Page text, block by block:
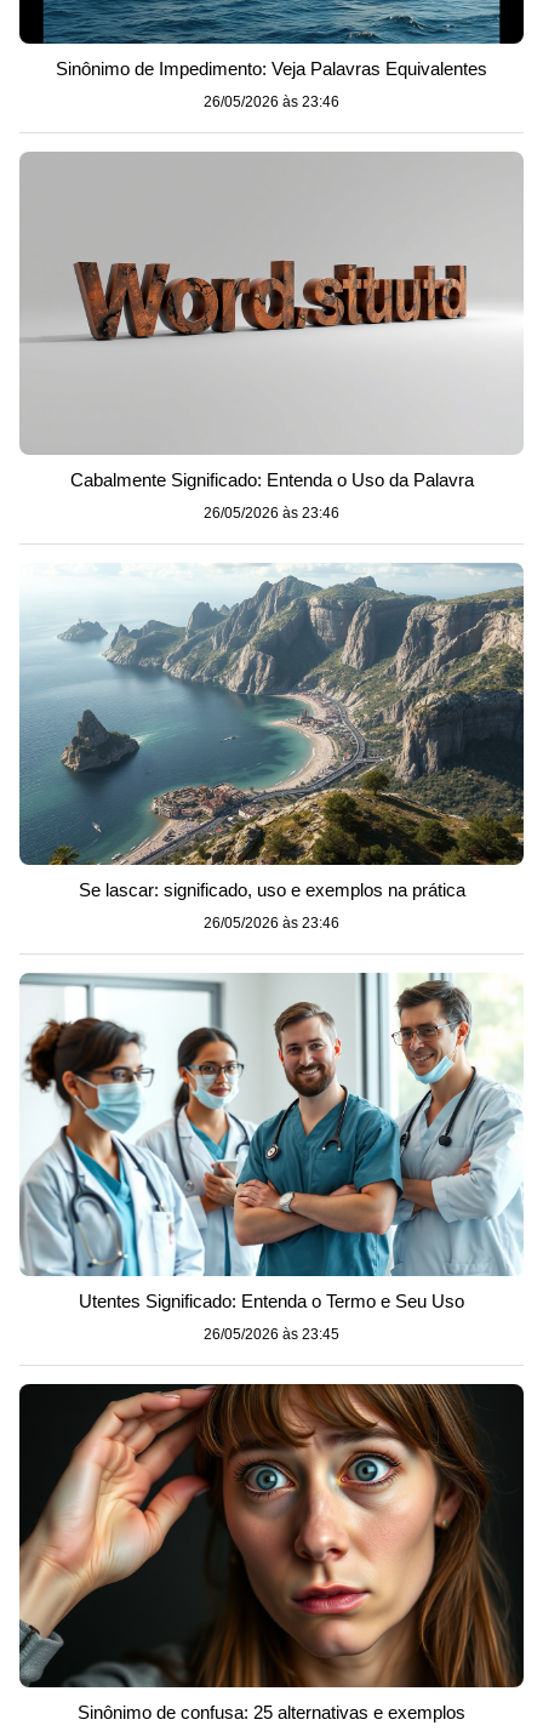
Sinônimo de Impedimento: Veja Palavras Equivalentes
26/05/2026 às 23:46
Cabalmente Significado: Entenda o Uso da Palavra
26/05/2026 às 23:46
Se lascar: significado, uso e exemplos na prática
26/05/2026 às 23:46
Utentes Significado: Entenda o Termo e Seu Uso
26/05/2026 às 23:45
Sinônimo de confusa: 25 alternativas e exemplos